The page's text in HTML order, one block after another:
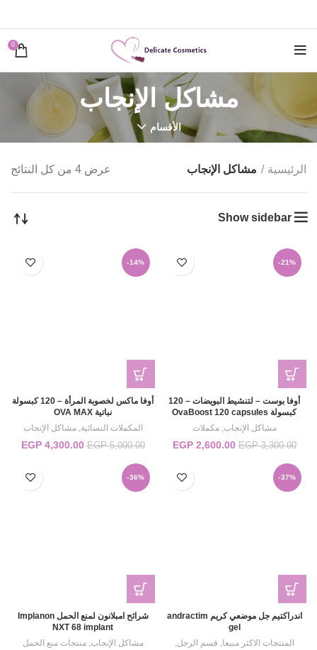
0
مشاكل الإنجاب
الأقسام
الرئيسية مشاكل الإنجاب عرض ⁦4⁩ من كل النتائج
Show sidebar
-21%
أوفا بوست – لتنشيط البويضات – 120
كبسولة OvaBoost 120 capsules
مشاكل الإنجاب ,مكملات
EGP3,300.00
السعر الأصلي هو:
EGP2,600.00
السعر الحالي
EGP 2,600.00.
-14%
أوفا ماكس لخصوبة المرأة – 120 كبسولة
نباتية OVA MAX
المكملات النسائية ,مشاكل الإنجاب
EGP5,000.00
السعر الأصلي هو:
EGP4,300.00
-37%
اندراكتيم جل موضعي كريم andractim
gel
المنتجات الاكثر مبيعا قسم الرجل
-36%
شرائح امبلانون لمنع الحمل Implanon
NXT 68 implant
مشاكل الإنجاب ,منتجات منع الحمل